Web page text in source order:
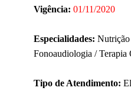
Vigência: 01/11/2020
Especialidades:
Fonoaudiologia / Terapia
Tipo de Atendimento: